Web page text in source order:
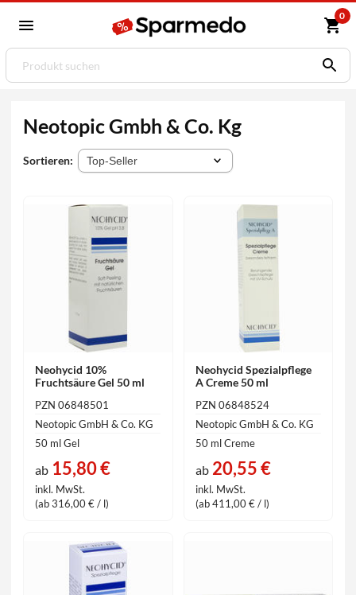
0
Neotopic Gmbh & Co. Kg
Sortieren:
Neohycid 10%
Fruchtsäure Gel 50 ml
PZN 06848501
Neotopic GmbH & Co. KG
50 ml Gel
ab 15,80 €
inkl. MwSt.
(ab 316,00 € / l)
Neohycid Spezialpflege
A Creme 50 ml
PZN 06848524
Neotopic GmbH & Co. KG
50 ml Creme
ab20,55 €
inkl. MwSt.
(ab 411,00 € / l)